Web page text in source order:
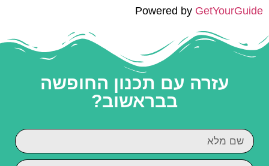
Powered by GetYourGuide
עזרה עם תכנון החופשה
בבראשוב?